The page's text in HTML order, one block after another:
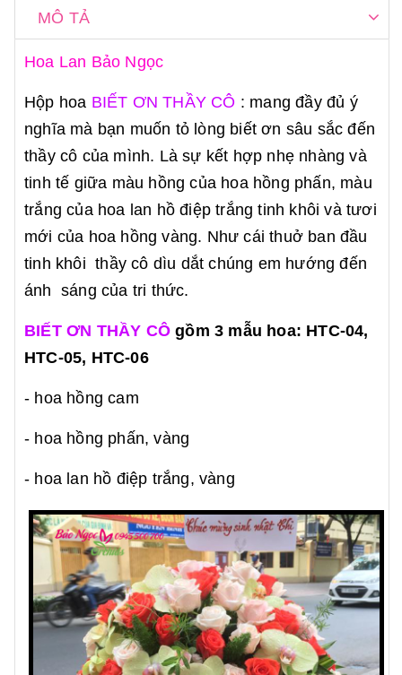
MÔ TẢ
Hoa Lan Bảo Ngọc
Hộp hoa BIẾT ƠN THẦY CÔ : mang đầy đủ ý
nghĩa mà bạn muốn tỏ lòng biết ơn sâu sắc đến
thầy cô của mình. Là sự kết hợp nhẹ nhàng và
tinh tế giữa màu hồng của hoa hồng phấn, màu
trắng của hoa lan hồ điệp trắng tinh khôi và tươi
mới của hoa hồng vàng. Như cái thuở ban đầu
tinh khôi thầy cô dìu dắt chúng em hướng đến
ánh sáng của tri thức.
BIẾT ƠN THẦY CÔ gồm 3 mẫu hoa: HTC-04,
HTC-05, HTC-06
- hoa hồng cam
- hoa hồng phấn, vàng
- hoa lan hồ điệp trắng, vàng